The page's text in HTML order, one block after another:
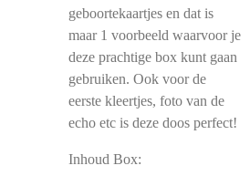
geboortekaartjes en dat is
maar 1 voorbeeld waarvoor je
deze prachtige box kunt gaan
gebruiken. Ook voor de
eerste kleertjes, foto van de
echo etc is deze doos perfect!
Inhoud Box: